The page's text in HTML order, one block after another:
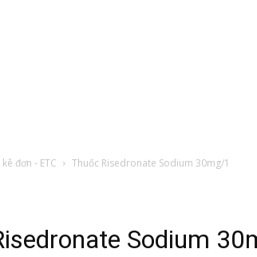
đơn - ETC Thuốc Risedronate Sodium 30mg/1
Sodium